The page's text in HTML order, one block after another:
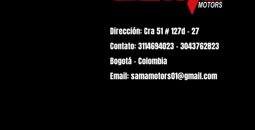
Dirección: Cra 51 # 127d - 27
Contato: 3114694023 - 3043762823
Bogotá - Colombia
Email:samamotors01@gmail.com